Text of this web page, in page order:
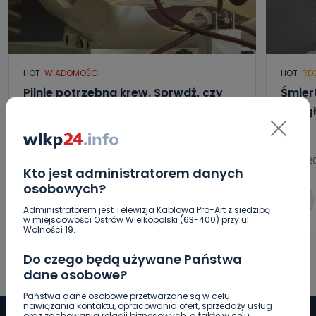
Kto jest administratorem danych
osobowych?
Administratorem jest Telewizja Kablowa Pro-Art z siedzibą
w miejscowości Ostrów Wielkopolski (63-400) przy ul.
Wolności 19.
Do czego będą używane Państwa
dane osobowe?
Państwa dane osobowe przetwarzane są w celu
nawiązania kontaktu, opracowania ofert, sprzedaży usług
HOT WIADOMOŚCI
Pilnie potrzebna krew. Sprwdź, czy
Aleksandra Barczak
HOT